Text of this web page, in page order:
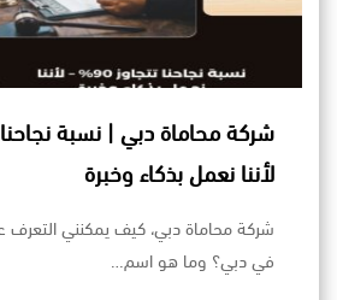
لأننا نعمل بذكاء وخبرة
شركة محاماة دبي، كيف يمكنني التعرف
في دبي؟ وما هو اسم…